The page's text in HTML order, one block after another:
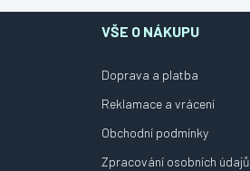
VŠE O NÁKUPU
Doprava a platba
Reklamace a vrácení
Obchodní podmínky
Zpracování osobních údajů